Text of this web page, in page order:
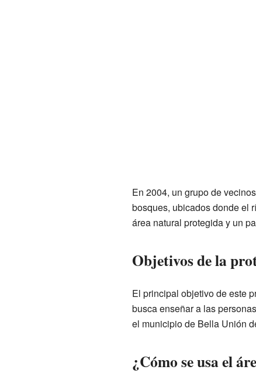
En 2004, un grupo de
bosques, ubicados donde el
área natural protegida y un
Objetivos de la
El principal objetivo de este
busca enseñar a las
el municipio de Bella Unión
¿Cómo se usa el